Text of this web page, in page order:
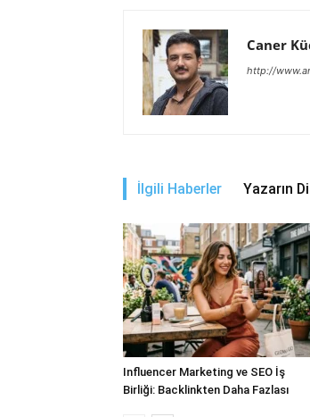
Caner
http://
İlgili Haberler Yazarın
Influencer Marketing ve SEO İş
Birliği: Backlinkten Daha Fazlası